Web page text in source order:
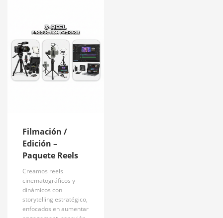
Filmación /
Edición –
Paquete Reels
Creamos reels
cinematográficos y
dinámicos con
storytelling estratégico,
enfocados en aumentar